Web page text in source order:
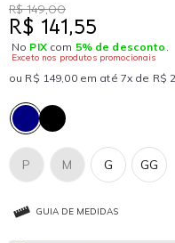
R$ 149,00
R$ 141,55
No PIXcom 5% de desconto .
Exceto nos produtos promocionais
ou R$ 149,00 em até 7x de R$
GG
G
M
P
GUIA DE MEDIDAS